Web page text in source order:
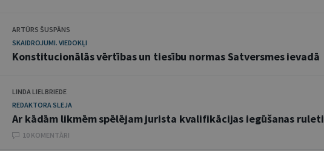
ARTŪRS ŠUSPĀNS
SKAIDROJUMI. VIEDOKĻI
Konstitucionālās vērtības un tiesību normas Satversmes ievadā
LINDA LIELBRIEDE
REDAKTORA SLEJA
Ar kādām likmēm spēlējam jurista kvalifikācijas iegūšanas ruleti
10 KOMENTĀRI